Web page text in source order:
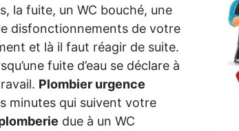
la fuite, un WC bouché, une
disfonctionnements de votre
et là il faut réagir de suite.
fuite d’eau se déclare à
Plombier urgence
minutes qui suivent votre
due à un WC